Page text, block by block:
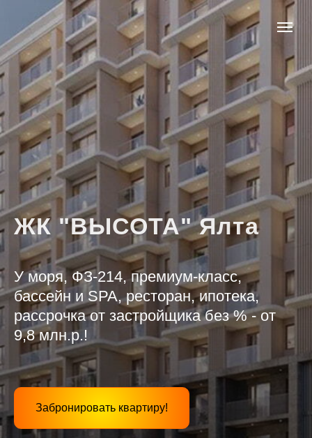
ЖК "ВЫСОТА" Ялта
У моря, ФЗ-214, премиум-класс,
бассейн и SPA, ресторан, ипотека,
рассрочка от застройщика без % - от
9,8 млн.р.!
Забронировать квартиру!